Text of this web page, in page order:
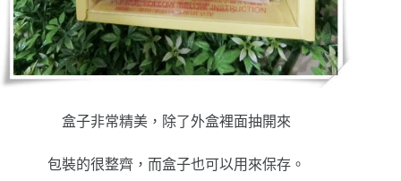
盒子非常精美，除了外盒裡面抽開來
包裝的很整齊，而盒子也可以用來保存。